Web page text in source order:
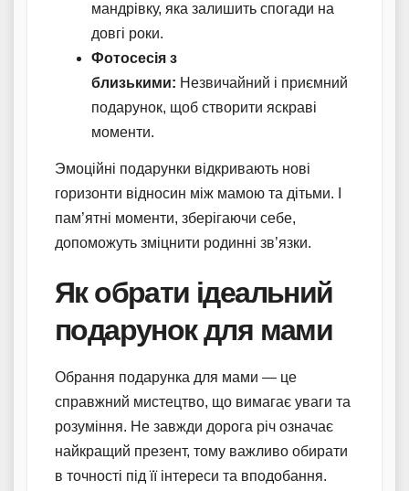
мандрівку, яка залишить спогади на
довгі роки.
Фотосесія з
близькими: Незвичайний і приємний
подарунок, щоб створити яскраві
моменти.
Эмоційні подарунки відкривають нові
горизонти відносин між мамою та дітьми. І
пам’ятні моменти, зберігаючи себе,
допоможуть зміцнити родинні зв’язки.
Як обрати ідеальний
подарунок для мами
Обрання подарунка для мами — це
справжний мистецтво, що вимагає уваги та
розуміння. Не завжди дорога річ означає
найкращий презент, тому важливо обирати
в точності під її інтереси та вподобання.